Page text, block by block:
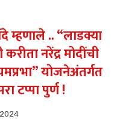
म्हणाले .. “लाडक्या
करीता नरेंद्र मोदींची
योजनेअंतर्गत
टप्पा पुर्ण !